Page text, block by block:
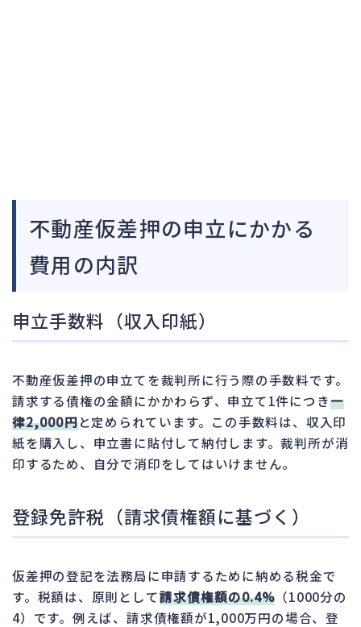
不動産仮差押の申立にかかる
費用の内訳
申立手数料（収入印紙）
不動産仮差押の申立てを裁判所に行う際の手数料です。
請求する債権の金額にかかわらず、申立て1件につき一
律2,000円と定められています。この手数料は、収入印
紙を購入し、申立書に貼付して納付します。裁判所が消
印するため、自分で消印をしてはいけません。
登録免許税（請求債権額に基づく）
仮差押の登記を法務局に申請するために納める税金で
す。税額は、原則として請求債権額の0.4% （1000分の
4）です。例えば、請求債権額が1,000万円の場合、登